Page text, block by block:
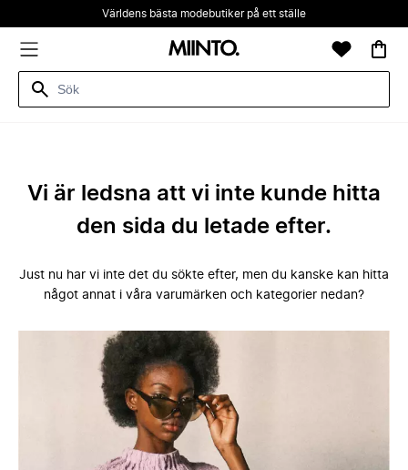
Världens bästa modebutiker på ett ställe
Vi är ledsna att vi inte kunde hitta
den sida du letade efter.
Just nu har vi inte det du sökte efter, men du kanske kan hitta
något annat i våra varumärken och kategorier nedan?